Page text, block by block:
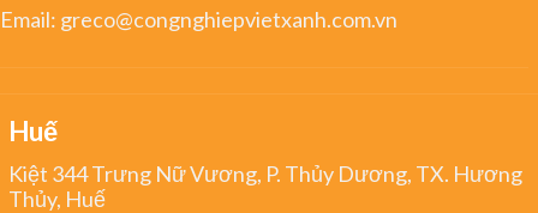
Email: greco@congnghiepvietxanh.com.vn
Huế
Kiệt 344 Trưng Nữ Vương, P. Thủy Dương, TX. Hương
Thủy, Huế